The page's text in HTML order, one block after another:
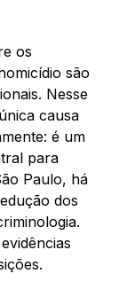
os
são
Nesse
causa
é um
para
Paulo, há
dos